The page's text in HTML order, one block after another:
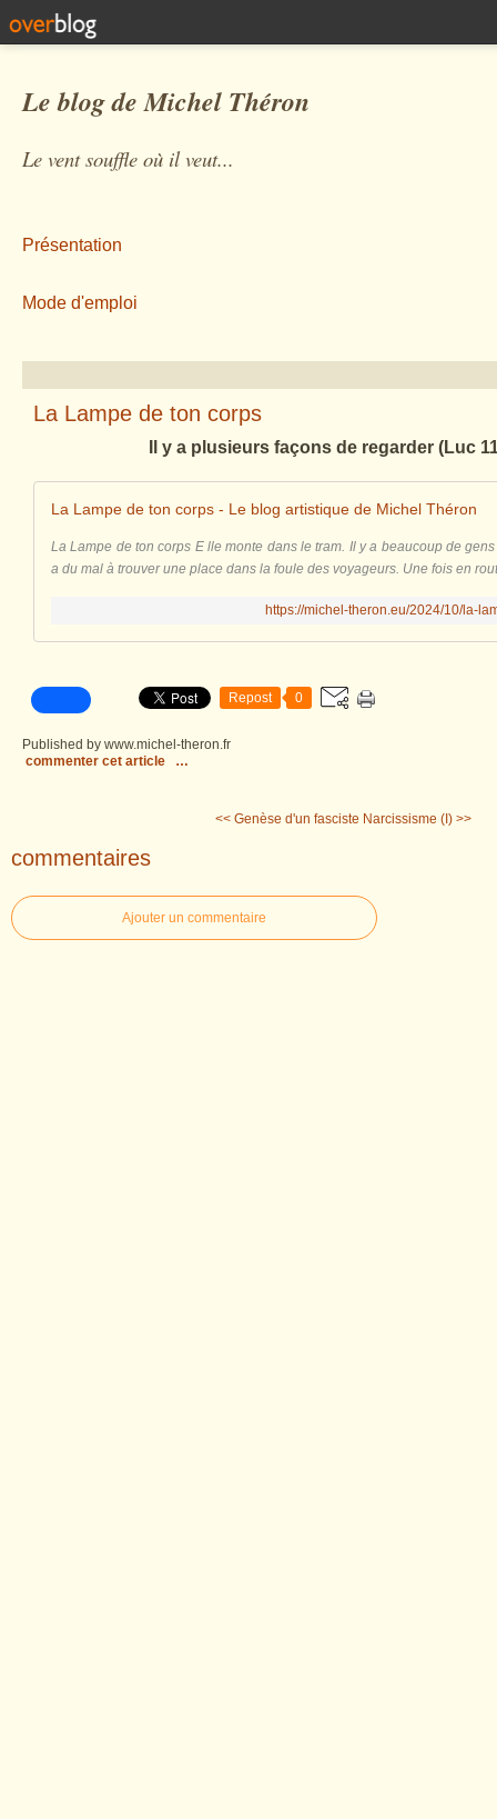
Le blog de Michel Théron
Le vent souffle où il veut...
Présentation
Mode d'emploi
La Lampe de ton corps
Il y a plusieurs façons de regarder (Luc
La Lampe de ton corps - Le blog artistique de Michel Théron
La Lampe de ton corps E lle monte dans le tram. Il y a beaucoup de
a du mal à trouver une place dans la foule des voyageurs. Une fois en
https://michel-theron.eu/2024/10/la-
Repost 0
Published by www.michel-theron.fr
commenter cet article
…
<< Genèse d'un fasciste Narcissisme (I) >>
commentaires
Ajouter un commentaire